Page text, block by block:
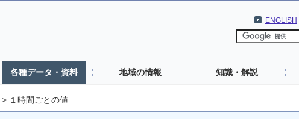
ENGLISH
各種データ・資料 地域の情報 知識・解説
> １時間ごとの値